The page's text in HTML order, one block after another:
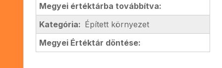
Megyei értéktárba továbbítva:
Kategória: Épített környezet
Megyei Értéktár döntése: